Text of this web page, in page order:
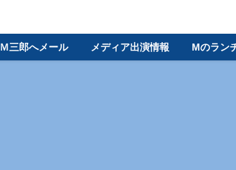
Ｍ三郎へメール メディア出演情報 Mのラン